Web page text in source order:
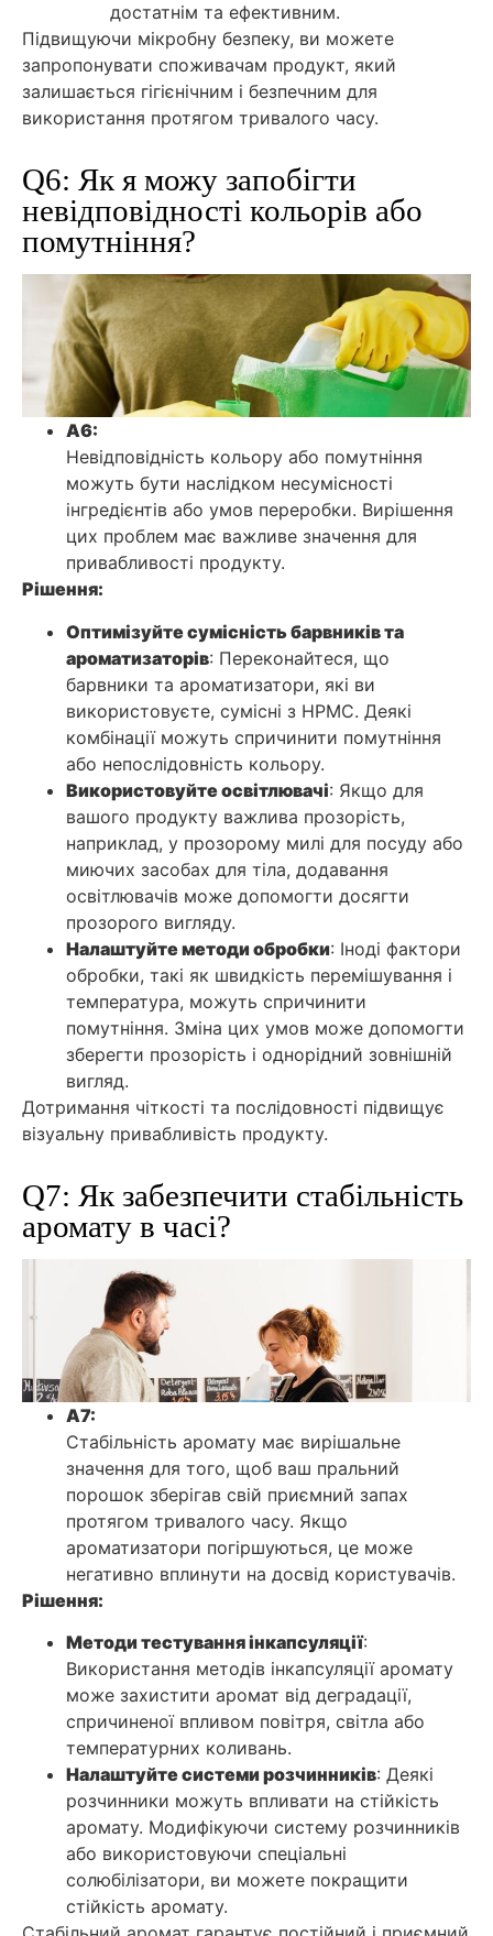
достатнім та ефективним.
Підвищуючи мікробну безпеку, ви можете
запропонувати споживачам продукт, який
залишається гігієнічним і безпечним для
використання протягом тривалого часу.
Q6: Як я можу запобігти
невідповідності кольорів або
помутніння?
A6:
Невідповідність кольору або помутніння
можуть бути наслідком несумісності
інгредієнтів або умов переробки. Вирішення
цих проблем має важливе значення для
привабливості продукту.
Рішення:
Оптимізуйте сумісність барвників та
ароматизаторів: Переконайтеся, що
барвники та ароматизатори, які ви
використовуєте, сумісні з HPMC. Деякі
комбінації можуть спричинити помутніння
або непослідовність кольору.
Використовуйте освітлювачі: Якщо для
вашого продукту важлива прозорість,
наприклад, у прозорому милі для посуду або
миючих засобах для тіла, додавання
освітлювачів може допомогти досягти
прозорого вигляду.
Налаштуйте методи обробки: Іноді фактори
обробки, такі як швидкість перемішування і
температура, можуть спричинити
помутніння. Зміна цих умов може допомогти
зберегти прозорість і однорідний зовнішній
вигляд.
Дотримання чіткості та послідовності підвищує
візуальну привабливість продукту.
Q7: Як забезпечити стабільність
аромату в часі?
A7:
Стабільність аромату має вирішальне
значення для того, щоб ваш пральний
порошок зберігав свій приємний запах
протягом тривалого часу. Якщо
ароматизатори погіршуються, це може
негативно вплинути на досвід користувачів.
Рішення:
Методи тестування інкапсуляції:
Використання методів інкапсуляції аромату
може захистити аромат від деградації,
спричиненої впливом повітря, світла або
температурних коливань.
Налаштуйте системи розчинників: Деякі
розчинники можуть впливати на стійкість
аромату. Модифікуючи систему розчинників
або використовуючи спеціальні
солюбілізатори, ви можете покращити
стійкість аромату.